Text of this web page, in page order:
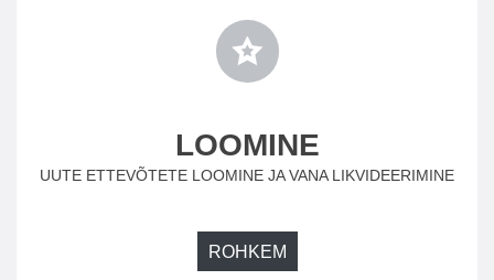
LOOMINE
UUTE ETTEVÕTETE LOOMINE JA VANA LIKVIDEERIMINE
ROHKEM